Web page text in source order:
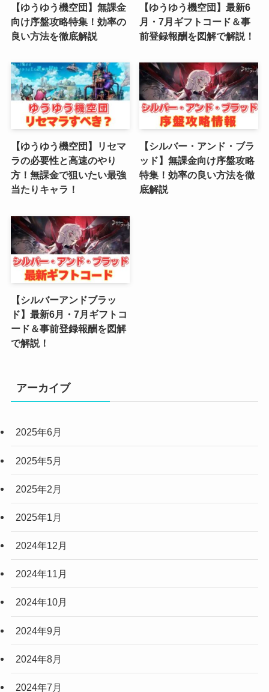
(4)
(1)
(4)
(6)
(3)
(2)
(5)
(4)
(6)
(5)
(2)
【ゆうゆう機空団】無課金
向け序盤攻略特集！効率の
良い方法を徹底解説
【ゆうゆう機空団】最新6
月・7月ギフトコード＆事
前登録報酬を図解で解説！
【ゆうゆう機空団】リセマ
ラの必要性と高速のやり
方！無課金で狙いたい最強
当たりキャラ！
【シルバー・アンド・ブラ
ッド】無課金向け序盤攻略
特集！効率の良い方法を徹
底解説
【シルバーアンドブラッ
ド】最新6月・7月ギフトコ
ード＆事前登録報酬を図解
で解説！
アーカイブ
2025年6月
2025年5月
2025年2月
2025年1月
2024年12月
2024年11月
2024年10月
2024年9月
2024年8月
2024年7月